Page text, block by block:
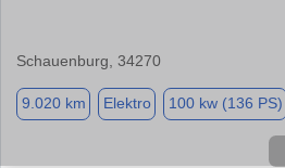
Schauenburg, 34270
9.020 km Elektro 100 kw (136 PS)